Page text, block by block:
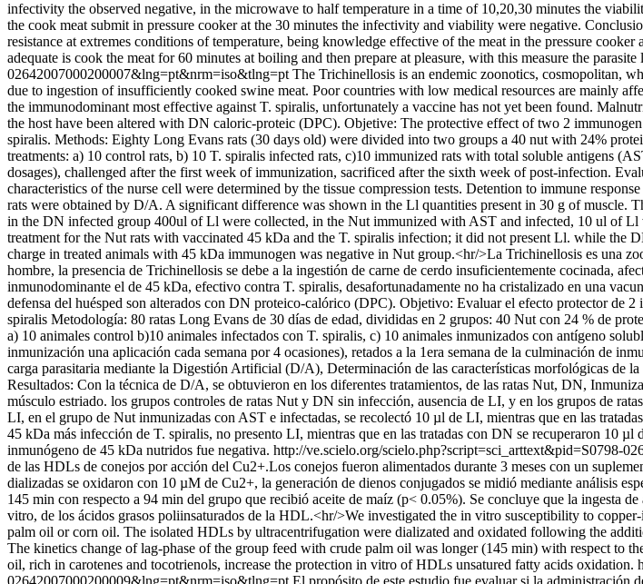
infectivity the observed negative, in the microwave to half temperature in a time of 10,20,30 minutes the
the cook meat submit in pressure cooker at the 30 minutes the infectivity and viability were negative.
resistance at extremes conditions of temperature, being knowledge effective of the meat in the pressure
adequate is cook the meat for 60 minutes at boiling and then prepare at pleasure, with this measure the
02642007000200007&lng=pt&nrm=iso&tlng=pt The Trichinellosis is an endemic zoonotics, cosmopolitan,
due to ingestion of insufficiently cooked swine meat. Poor countries with low medical resources are mainly
the immunodominant most effective against T. spiralis, unfortunately a vaccine has not yet been found.
the host have been altered with DN caloric-proteic (DPC). Objetive: The protective effect of two 2
spiralis. Methods: Eighty Long Evans rats (30 days old) were divided into two groups a 40 nut with 24%
treatments: a) 10 control rats, b) 10 T. spiralis infected rats, c)10 immunized rats with total soluble antigens
dosages), challenged after the first week of immunization, sacrificed after the sixth week of post-infection.
characteristics of the nurse cell were determined by the tissue compression tests. Detention to immune
rats were obtained by D/A. A significant difference was shown in the Ll quantities present in 30 g of
in the DN infected group 400ul of Ll were collected, in the Nut immunized with AST and infected, 10 ul of
treatment for the Nut rats with vaccinated 45 kDa and the T. spiralis infection; it did not present Ll. while
charge in treated animals with 45 kDa immunogen was negative in Nut group.<hr/>La Trichinellosis es una
hombre, la presencia de Trichinellosis se debe a la ingestión de carne de cerdo insuficientemente cocinada,
inmunodominante el de 45 kDa, efectivo contra T. spiralis, desafortunadamente no ha cristalizado en una
defensa del huésped son alterados con DN proteico-calórico (DPC). Objetivo: Evaluar el efecto protector de
spiralis Metodología: 80 ratas Long Evans de 30 días de edad, divididas en 2 grupos: 40 Nut con 24 % de
a) 10 animales control b)10 animales infectados con T. spiralis, c) 10 animales inmunizados con antígeno
inmunización una aplicación cada semana por 4 ocasiones), retados a la 1era semana de la culminación de
carga parasitaria mediante la Digestión Artificial (D/A), Determinación de las características morfológicas de
Resultados: Con la técnica de D/A, se obtuvieron en los diferentes tratamientos, de las ratas Nut, DN,
músculo estriado. los grupos controles de ratas Nut y DN sin infección, ausencia de LI, y en los grupos de
LI, en el grupo de Nut inmunizadas con AST e infectadas, se recolectó 10 µl de LI, mientras que en las
45 kDa más infección de T. spiralis, no presento LI, mientras que en las tratadas con DN se recuperaron 10
inmunógeno de 45 kDa nutridos fue negativa. http://ve.scielo.org/scielo.php?script=sci_arttext&pid=S0798-
de las HDLs de conejos por acción del Cu2+.Los conejos fueron alimentados durante 3 meses con un
dializadas se oxidaron con 10 µM de Cu2+, la generación de dienos conjugados se midió mediante análisis
145 min con respecto a 94 min del grupo que recibió aceite de maíz (p< 0.05%). Se concluye que la ingesta
vitro, de los ácidos grasos poliinsaturados de la HDL.<hr/>We investigated the in vitro susceptibility to
palm oil or corn oil. The isolated HDLs by ultracentrifugation were dializated and oxidated following the
The kinetics change of lag-phase of the group feed with crude palm oil was longer (145 min) with respect to
oil, rich in carotenes and tocotrienols, increase the protection in vitro of HDLs unsatured fatty acids oxidation.
02642007000200009&lng=pt&nrm=iso&tlng=pt El propósito de este estudio fue evaluar si la administración